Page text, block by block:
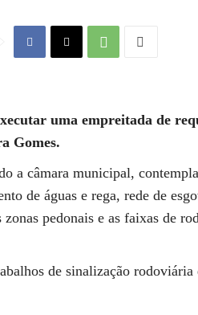
uma empreitada de
Gomes.
a câmara municipal,
de águas e rega, rede de
pedonais e as faixas de
de sinalização rodoviária